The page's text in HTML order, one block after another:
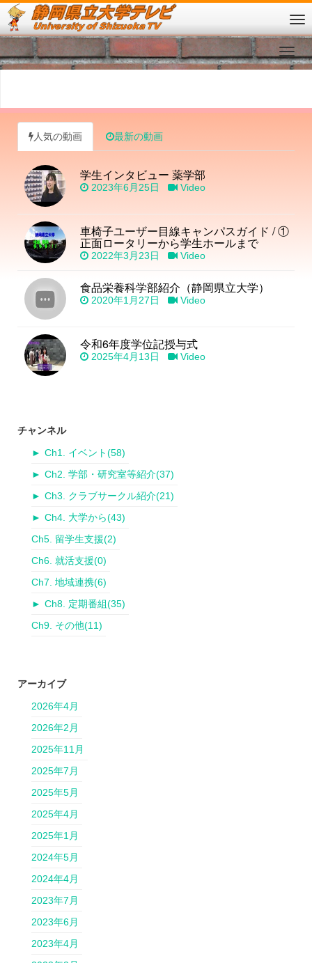
人気の動画 最新の動画
学生インタビュー 薬学部
2023年6月25日 Video
車椅子ユーザー目線キャンパスガイド / ①
正面ロータリーから学生ホールまで
2022年3月23日 Video
食品栄養科学部紹介（静岡県立大学）
2020年1月27日 Video
令和6年度学位記授与式
2025年4月13日 Video
チャンネル
► Ch1. イベント(58)
► Ch2. 学部・研究室等紹介(37)
► Ch3. クラブサークル紹介(21)
► Ch4. 大学から(43)
Ch5. 留学生支援(2)
Ch6. 就活支援(0)
Ch7. 地域連携(6)
► Ch8. 定期番組(35)
Ch9. その他(11)
アーカイブ
2026年4月
2026年2月
2025年11月
2025年7月
2025年5月
2025年4月
2025年1月
2024年5月
2024年4月
2023年7月
2023年6月
2023年4月